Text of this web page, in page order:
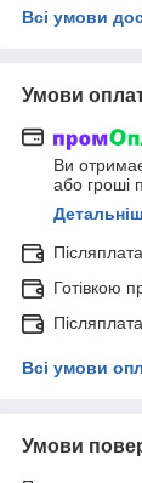
Всі умови
Умови
Ви
або гроші
Післяплата
Готівкою
Всі умови
Умови